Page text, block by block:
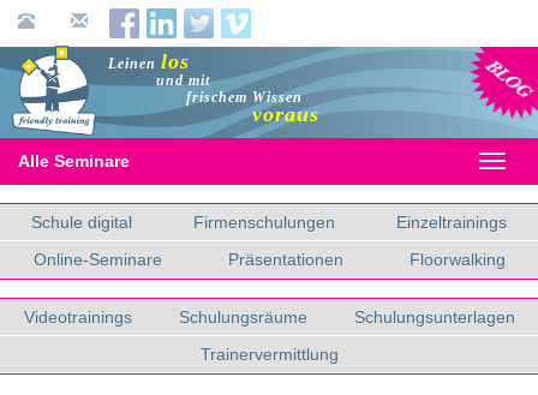
Blog
Leinen los
und mit
frischem Wissen
voraus
Alle Seminare
Schule digital Firmenschulungen
Einzeltrainings
Online-Seminare
Präsentationen Floorwalking
Videotrainings Schulungsräume
Schulungsunterlagen
Trainervermittlung